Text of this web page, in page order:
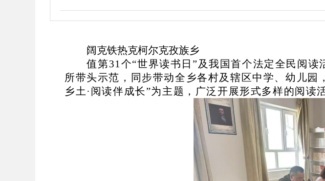
阔克铁热克柯尔克孜族乡
值第31个“世界读书日 ”及我国首个法定全民阅读
所带头示范，同步带动全乡各村及辖区中学、幼儿
乡土· 阅读伴成长”为主题，广泛开展形式多样的阅读